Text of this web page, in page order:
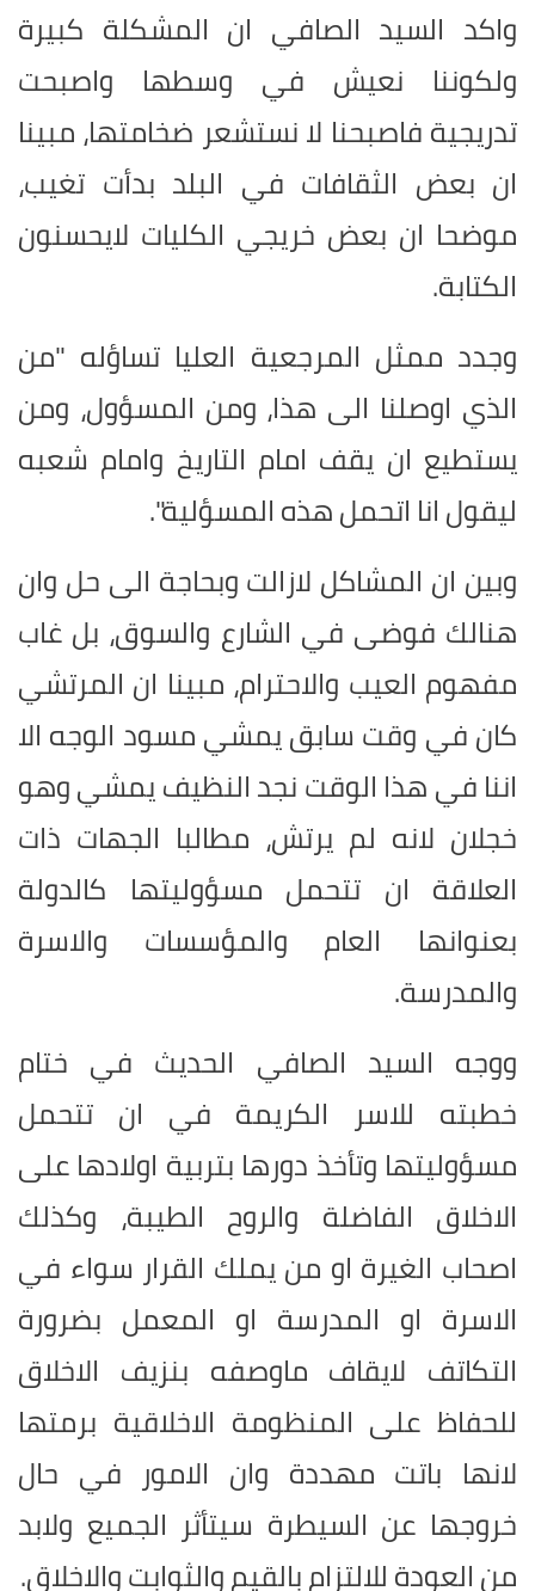
واكد السيد الصافي ان المشكلة كبيرة
ولكوننا نعيش في وسطها واصبحت
تدريجية فاصبحنا لا نستشعر ضخامتها، مبينا
ان بعض الثقافات في البلد بدأت تغيب،
موضحا ان بعض خريجي الكليات لايحسنون
الكتابة.
وجدد ممثل المرجعية العليا تساؤله "من
الذي اوصلنا الى هذا، ومن المسؤول، ومن
يستطيع ان يقف امام التاريخ وامام شعبه
ليقول انا اتحمل هذه المسؤلية".
وبين ان المشاكل لازالت وبحاجة الى حل وان
هنالك فوضى في الشارع والسوق، بل غاب
مفهوم العيب والاحترام، مبينا ان المرتشي
كان في وقت سابق يمشي مسود الوجه الا
اننا في هذا الوقت نجد النظيف يمشي وهو
خجلان لانه لم يرتش، مطالبا الجهات ذات
العلاقة ان تتحمل مسؤوليتها كالدولة
بعنوانها العام والمؤسسات والاسرة
والمدرسة.
ووجه السيد الصافي الحديث في ختام
خطبته للاسر الكريمة في ان تتحمل
مسؤوليتها وتأخذ دورها بتربية اولادها على
الاخلاق الفاضلة والروح الطيبة، وكذلك
اصحاب الغيرة او من يملك القرار سواء في
الاسرة او المدرسة او المعمل بضرورة
التكاتف لايقاف ماوصفه بنزيف الاخلاق
للحفاظ على المنظومة الاخلاقية برمتها
لانها باتت مهددة وان الامور في حال
خروجها عن السيطرة سيتأثر الجميع ولابد
من العودة للالتزام بالقيم والثوابت والاخلاق.